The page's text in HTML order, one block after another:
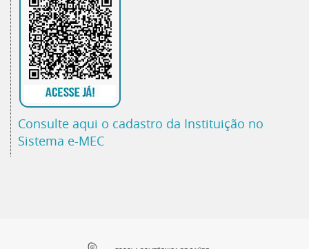
Consulte aqui o cadastro da Instituição no
Sistema e-MEC